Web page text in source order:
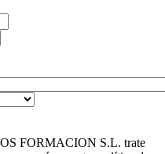
FORMACION S.L. trate